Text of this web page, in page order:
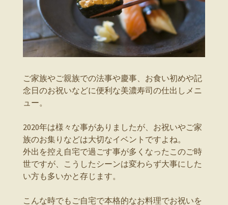
ご家族やご親族での法事や慶事、お食い初めや記
念日のお祝いなどに便利な美濃寿司の仕出しメニ
ュー。
2020年は様々な事がありましたが、お祝いやご家
族のお集りなどは大切なイベントですよね。
外出を控え自宅で過ごす事が多くなったこのご時
世ですが、こうしたシーンは変わらず大事にした
い方も多いかと存じます。
こんな時でもご自宅で本格的なお料理でお祝いを